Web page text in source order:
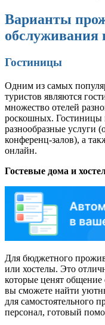
Варианты
обслуживания
Гостиницы
Одним из самых
туристов являются
множество отелей
роскошных. Гостиницы
разнообразные услуги
конференц-залов), а
онлайн.
Гостевые дома и
Для бюджетного
или хостелы. Это
которые ценят
вы сможете найти
для самостоятельного
персонал, готовый